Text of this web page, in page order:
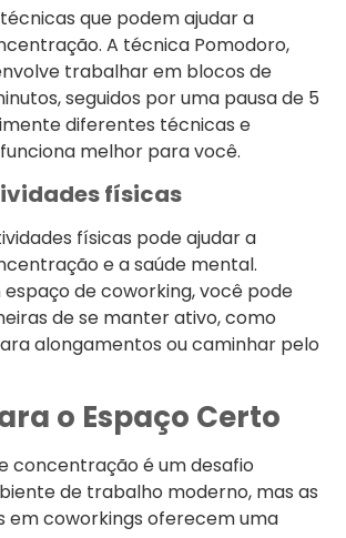
que podem ajudar a
A técnica Pomodoro,
trabalhar em blocos de
seguidos por uma pausa de 5
diferentes técnicas e
melhor para você.
físicas
físicas pode ajudar a
e a saúde mental.
espaço de coworking, você pode
de se manter ativo, como
alongamentos ou caminhar pelo
o Espaço Certo
concentração é um desafio
de trabalho moderno, mas as
em coworkings oferecem uma